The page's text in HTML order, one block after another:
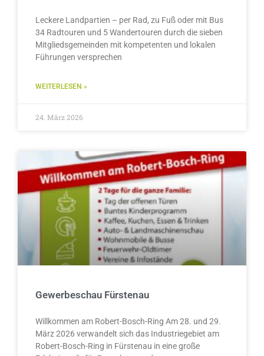
Leckere Landpartien – per Rad, zu Fuß oder mit Bus
34 Radtouren und 5 Wandertouren durch die sieben
Mitgliedsgemeinden mit kompetenten und lokalen
Führungen versprechen
WEITERLESEN »
24. März 2026
Gewerbeschau Fürstenau
Willkommen am Robert-Bosch-Ring Am 28. und 29.
März 2026 verwandelt sich das Industriegebiet am
Robert-Bosch-Ring in Fürstenau in eine große